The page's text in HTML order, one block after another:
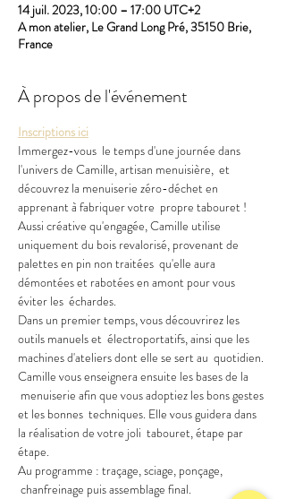
14 juil. 2023, 10:00 – 17:00 UTC+2
A mon atelier, Le Grand Long Pré, 35150 Brie,
France
À propos de l'événement
Inscriptions ici
Immergez-vous  le temps d'une journée dans
l'univers de Camille, artisan menuisière,  et
découvrez la menuiserie zéro-déchet en
apprenant à fabriquer votre  propre tabouret !
Aussi créative qu'engagée, Camille utilise
uniquement du bois revalorisé, provenant de
palettes en pin non traitées  qu'elle aura
démontées et rabotées en amont pour vous
éviter les  échardes.
Dans un premier temps, vous découvrirez les
outils manuels et  électroportatifs, ainsi que les
machines d'ateliers dont elle se sert au  quotidien.
Camille vous enseignera ensuite les bases de la
menuiserie afin que vous adoptiez les bons gestes
et les bonnes  techniques. Elle vous guidera dans
la réalisation de votre joli  tabouret, étape par
étape.
Au programme : traçage, sciage, ponçage,
chanfreinage puis assemblage final.